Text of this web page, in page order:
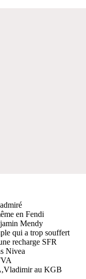
en Fendi
Mendy
qui a trop souffert
recharge SFR
Nivea
au KGB